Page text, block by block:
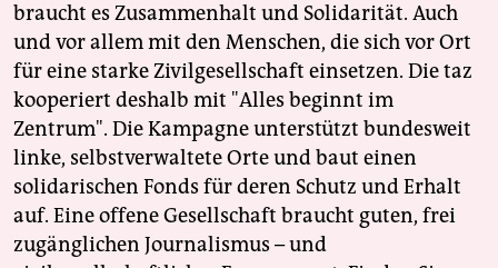
braucht es Zusammenhalt und Solidarität. Auch
und vor allem mit den Menschen, die sich vor Ort
für eine starke Zivilgesellschaft einsetzen. Die taz
kooperiert deshalb mit "Alles beginnt im
Zentrum". Die Kampagne unterstützt bundesweit
linke, selbstverwaltete Orte und baut einen
solidarischen Fonds für deren Schutz und Erhalt
auf. Eine offene Gesellschaft braucht guten, frei
zugänglichen Journalismus – und